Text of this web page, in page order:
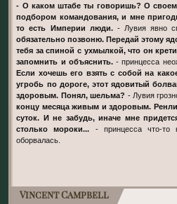
- О каком штабе ты говоришь? О
подбором командования, и мне
то есть Империи люди.- Лувия явно
обязательно позвоню. Передай этому
тебя за спиной с ухмылкой, что он
запомнить и объяснить.- принцесса
Если хочешь его взять с собой на
угробь по дороге, этот ядовитый
здоровым. Понял, шельма? - Лувия
концу месяца живым и здоровым.
суток. И не забудь, иначе мне
столько мороки... - принцесса что-то
оборвалась.
Vincent Campbell